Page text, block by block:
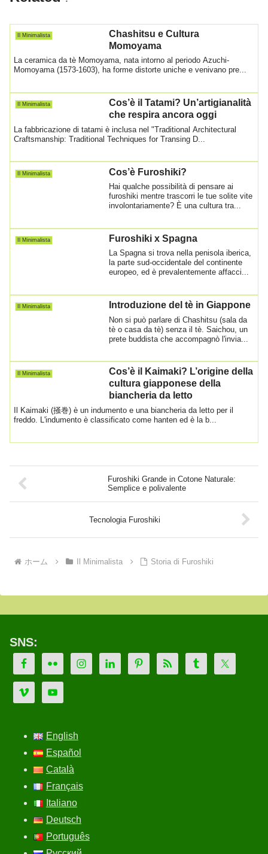
k
Il Minimalista
Chashitsu e Cultura
Momoyama
La ceramica da tè Momoyama, nata intorno al periodo Azuchi-
Momoyama (1573-1603), ha forme distorte uniche e venivano pre...
Il Minimalista
Cos’è il Tatami? Un’artigianalità
che respira ancora oggi
La fabbricazione di tatami è inclusa nel "Traditional Architectural
Craftsmanship: Traditional Techniques for Transing D...
Il Minimalista Cos’è Furoshiki?
Hai qualche possibilità di pensare ai
furoshiki mentre trascorri le tue solite vite
involontariamente? È una cultura tra...
Il Minimalista Furoshiki x Spagna
La Spagna si trova nella penisola iberica,
la parte sud-occidentale del continente
europeo, ed è prevalentemente affacci...
Il Minimalista Introduzione del tè in Giappone
Non si può parlare di Chashitsu (sala da
tè o casa da tè) senza il tè. Saichou, un
prete buddista che accompagnò l'invia...
Il Minimalista
Cos’è il Kaimaki? L’origine della
cultura giapponese della
biancheria da letto
Il Kaimaki (掻巻) è un indumento e una biancheria da letto per il
freddo. L'indumento è classificato come hanten ed è la b...
Furoshiki Grande in Cotone Naturale:
Semplice e polivalente
Tecnologia Furoshiki
ホーム Il Minimalista Storia di Furoshiki
SNS:
English
Español
Català
Français
Italiano
Deutsch
Português